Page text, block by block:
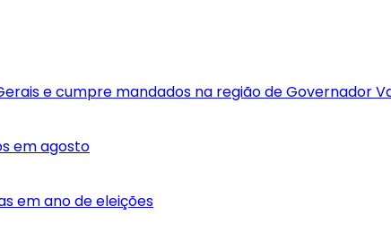
e cumpre mandados na região de Governador
em agosto
em ano de eleições